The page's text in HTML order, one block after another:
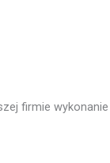
firmie wykonanie